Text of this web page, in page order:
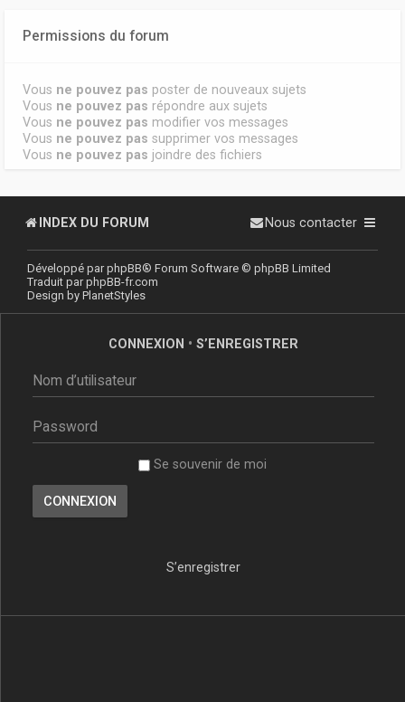
Permissions du forum
Vous ne pouvez pas poster de nouveaux sujets
Vous ne pouvez pas répondre aux sujets
Vous ne pouvez pas modifier vos messages
Vous ne pouvez pas supprimer vos messages
Vous ne pouvez pas joindre des fichiers
INDEX DU FORUM Nous contacter
Développé parphpBB® Forum Software © phpBB Limited
Traduit parphpBB-fr.com
Design by PlanetStyles
CONNEXION • S’ENREGISTRER
Se souvenir de moi
S’enregistrer